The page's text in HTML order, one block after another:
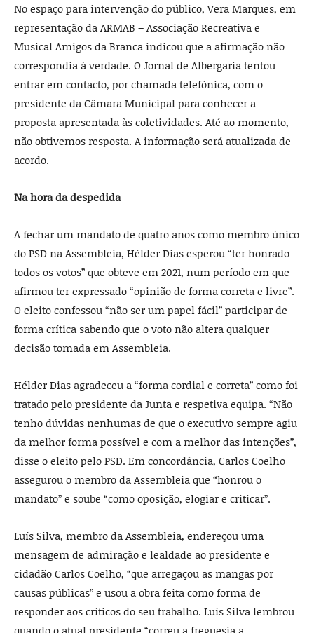
No espaço para intervenção do público, Vera Marques, em
representação da ARMAB – Associação Recreativa e
Musical Amigos da Branca indicou que a afirmação não
correspondia à verdade. O Jornal de Albergaria tentou
entrar em contacto, por chamada telefónica, com o
presidente da Câmara Municipal para conhecer a
proposta apresentada às coletividades. Até ao momento,
não obtivemos resposta. A informação será atualizada de
acordo.
Na hora da despedida
A fechar um mandato de quatro anos como membro único
do PSD na Assembleia, Hélder Dias esperou “ter honrado
todos os votos” que obteve em 2021, num período em que
afirmou ter expressado “opinião de forma correta e livre”.
O eleito confessou “não ser um papel fácil” participar de
forma crítica sabendo que o voto não altera qualquer
decisão tomada em Assembleia.
Hélder Dias agradeceu a “forma cordial e correta” como foi
tratado pelo presidente da Junta e respetiva equipa. “Não
tenho dúvidas nenhumas de que o executivo sempre agiu
da melhor forma possível e com a melhor das intenções”,
disse o eleito pelo PSD. Em concordância, Carlos Coelho
assegurou o membro da Assembleia que “honrou o
mandato” e soube “como oposição, elogiar e criticar”.
Luís Silva, membro da Assembleia, endereçou uma
mensagem de admiração e lealdade ao presidente e
cidadão Carlos Coelho, “que arregaçou as mangas por
causas públicas” e usou a obra feita como forma de
responder aos críticos do seu trabalho. Luís Silva lembrou
quando o atual presidente “correu a freguesia a